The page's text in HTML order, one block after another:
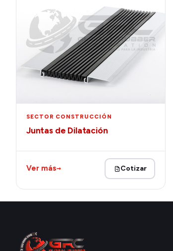
SECTOR CONSTRUCCIÓN
Juntas de Dilatación
Ver más→ Cotizar